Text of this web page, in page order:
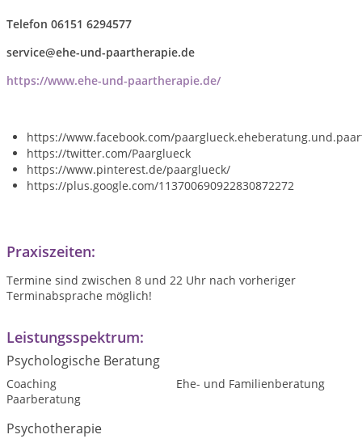
Telefon 06151 6294577
service@ehe-und-paartherapie.de
https://www.ehe-und-paartherapie.de/
https://www.facebook.com/
https://twitter.com/Paarglueck
https://www.pinterest.de/paarglueck/
https://plus.google.com/113700690922830872272
Praxiszeiten:
Termine sind zwischen 8 und 22 Uhr nach vorheriger
Terminabsprache möglich!
Leistungsspektrum:
Psychologische Beratung
Coaching
Ehe- und Familienberatung
Paarberatung
Psychotherapie